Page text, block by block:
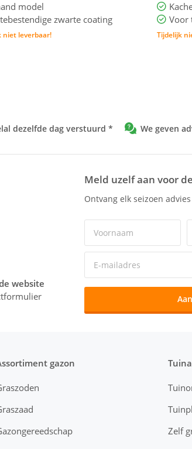
model
zwarte coating
niet leverbaar!
Voor
Tijdelijk
dezelfde dag verstuurd * We geven
website
Meld uzelf aan voor
Ontvang elk seizoen
gazon
Zelf